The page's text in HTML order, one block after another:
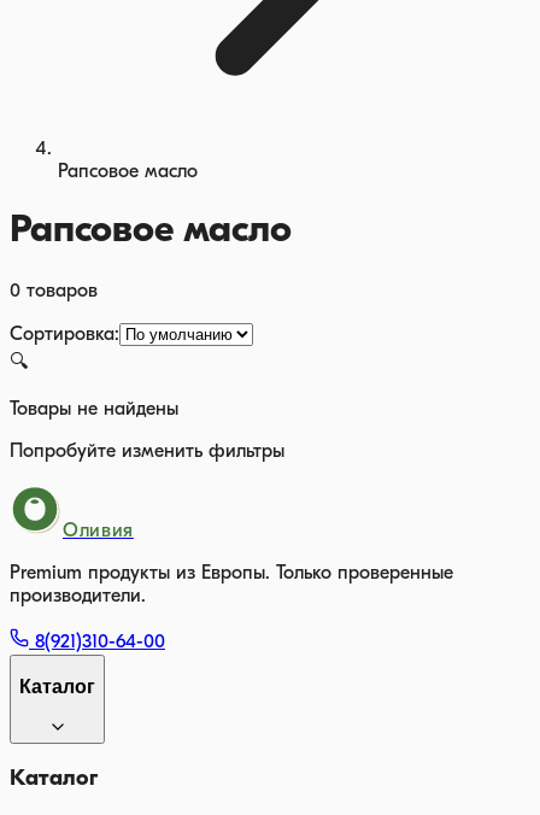
Рапсовое масло
Рапсовое масло
0 товаров
Сортировка:
🔍
Товары не найдены
Попробуйте изменить фильтры
Оливия
Premium продукты из Европы. Только проверенные
производители.
8(921)310-64-00
Каталог
Каталог